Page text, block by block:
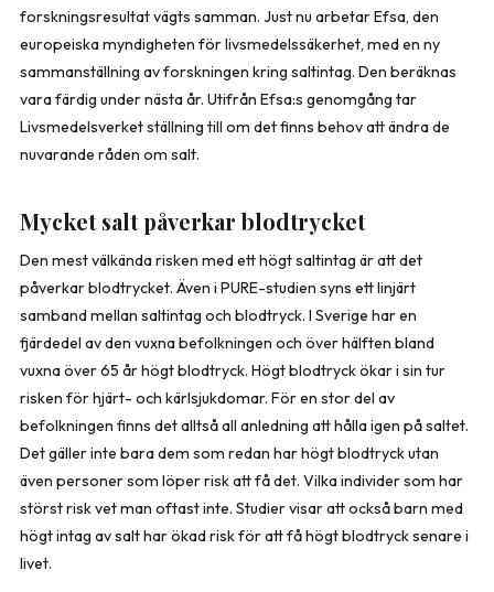
forskningsresultat vägts samman. Just nu arbetar Efsa, den
europeiska myndigheten för livsmedelssäkerhet, med en ny
sammanställning av forskningen kring saltintag. Den beräknas
vara färdig under nästa år. Utifrån Efsa:s genomgång tar
Livsmedelsverket ställning till om det finns behov att ändra de
nuvarande råden om salt.
Mycket salt påverkar blodtrycket
Den mest välkända risken med ett högt saltintag är att det
påverkar blodtrycket. Även i PURE-studien syns ett linjärt
samband mellan saltintag och blodtryck. I Sverige har en
fjärdedel av den vuxna befolkningen och över hälften bland
vuxna över 65 år högt blodtryck. Högt blodtryck ökar i sin tur
risken för hjärt- och kärlsjukdomar. För en stor del av
befolkningen finns det alltså all anledning att hålla igen på saltet.
Det gäller inte bara dem som redan har högt blodtryck utan
även personer som löper risk att få det. Vilka individer som har
störst risk vet man oftast inte. Studier visar att också barn med
högt intag av salt har ökad risk för att få högt blodtryck senare i
livet.